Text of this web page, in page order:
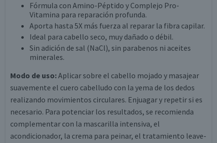
Fórmula con Amino-Péptido y Complejo Pro-
Vitamina para reparación profunda.
Aporta hasta 5X más fuerza al reparar la fibra capilar.
Ideal para cabello seco, muy dañado o débil.
Sin adición de sal (NaCl), sin parabenos ni aceites
minerales.
Modo de uso:Aplicar sobre el cabello mojado y masajear
suavemente el cuero cabelludo con la yema de los dedos
realizando movimientos circulares. Enjuagar y repetir si es
necesario. Para potenciar los resultados, se recomienda
complementar con la mascarilla intensiva, el
acondicionador, la crema para peinar, el tratamiento leave-